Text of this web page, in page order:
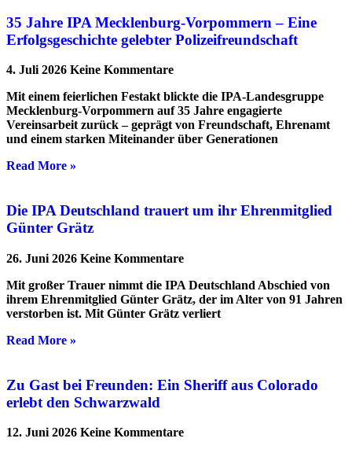
35 Jahre IPA Mecklenburg-Vorpommern – Eine
Erfolgsgeschichte gelebter Polizeifreundschaft
4. Juli 2026 Keine Kommentare
Mit einem feierlichen Festakt blickte die IPA-Landesgruppe
Mecklenburg-Vorpommern auf 35 Jahre engagierte
Vereinsarbeit zurück – geprägt von Freundschaft, Ehrenamt
und einem starken Miteinander über Generationen
Read More »
Die IPA Deutschland trauert um ihr Ehrenmitglied
Günter Grätz
26. Juni 2026 Keine Kommentare
Mit großer Trauer nimmt die IPA Deutschland Abschied von
ihrem Ehrenmitglied Günter Grätz, der im Alter von 91 Jahren
verstorben ist. Mit Günter Grätz verliert
Read More »
Zu Gast bei Freunden: Ein Sheriff aus Colorado
erlebt den Schwarzwald
12. Juni 2026 Keine Kommentare